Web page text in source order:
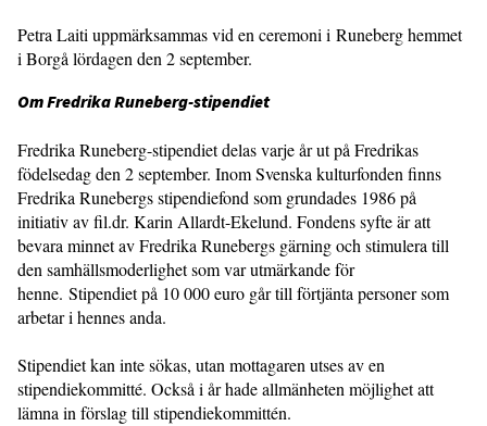
Petra Laiti uppmärksammas vid en ceremoni i Runeberg hemmet
i Borgå lördagen den 2 september.
Om Fredrika Runeberg-stipendiet
Fredrika Runeberg-stipendiet delas varje år ut på Fredrikas
födelsedag den 2 september. Inom Svenska kulturfonden finns
Fredrika Runebergs stipendiefond som grundades 1986 på
initiativ av fil.dr. Karin Allardt-Ekelund. Fondens syfte är att
bevara minnet av Fredrika Runebergs gärning och stimulera till
den samhällsmoderlighet som var utmärkande för
henne. Stipendiet på 10 000 euro går till förtjänta personer som
arbetar i hennes anda.
Stipendiet kan inte sökas, utan mottagaren utses av en
stipendiekommitté. Också i år hade allmänheten möjlighet att
lämna in förslag till stipendiekommittén.